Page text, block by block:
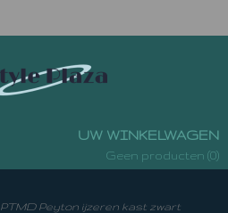
UW WINKELWAGEN
Geen producten (0)
PTMD Peyton ijzeren kast zwart